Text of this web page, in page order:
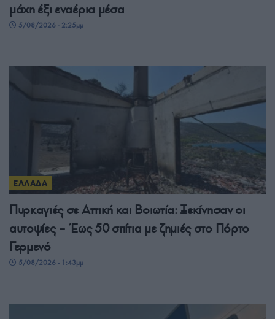
μάχη έξι εναέρια μέσα
5/08/2026 - 2:25μμ
ΕΛΛΑΔΑ
Πυρκαγιές σε Αττική και Βοιωτία: Ξεκίνησαν οι
αυτοψίες – Έως 50 σπίτια με ζημιές στο Πόρτο
Γερμενό
5/08/2026 - 1:43μμ